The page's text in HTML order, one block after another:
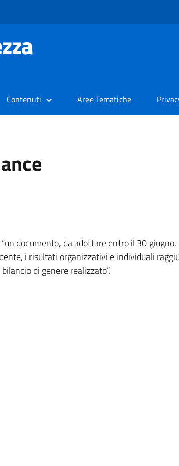
Contenuti Aree Tematiche
documento, da adottare entro il 30
i risultati organizzativi e individuali
di genere realizzato”.